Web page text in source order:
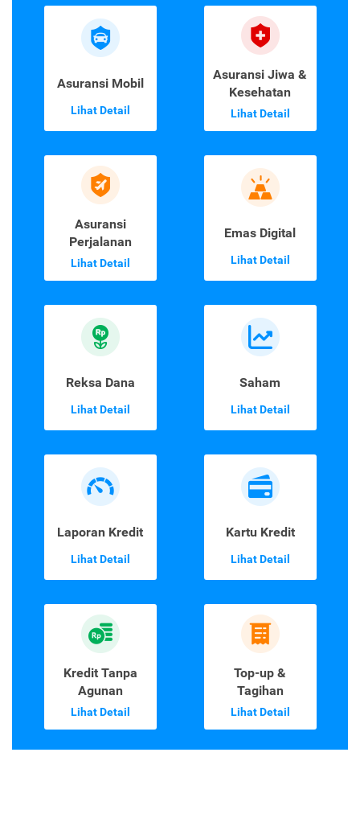
Asuransi Mobil
Lihat Detail
Asuransi Jiwa &
Kesehatan
Lihat Detail
Asuransi
Perjalanan
Lihat Detail
Emas Digital
Lihat Detail
Reksa Dana
Lihat Detail
Saham
Lihat Detail
Laporan Kredit
Lihat Detail
Kartu Kredit
Lihat Detail
Kredit Tanpa
Agunan
Lihat Detail
Top-up &
Tagihan
Lihat Detail